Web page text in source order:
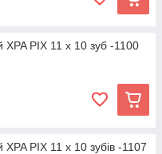
XPA PIX 11 х 10 зуб -1100
XPA PIX 11 х 10 зубів -1107